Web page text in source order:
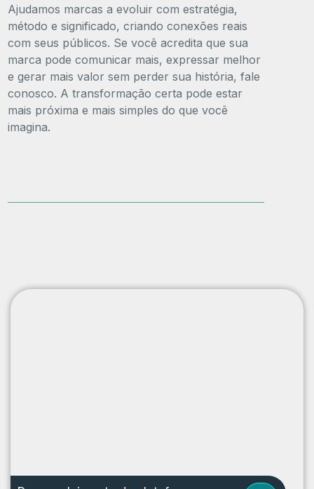
Ajudamos marcas a evoluir com estratégia,
método e significado, criando conexões reais
com seus públicos. Se você acredita que sua
marca pode comunicar mais, expressar melhor
e gerar mais valor sem perder sua história, fale
conosco. A transformação certa pode estar
mais próxima e mais simples do que você
imagina.